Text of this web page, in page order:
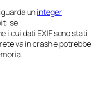
uninteger
se
i cui dati EXIF sono stati
va in crash e potrebbe